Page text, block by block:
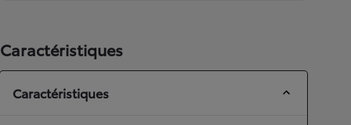
Caractéristiques
Caractéristiques